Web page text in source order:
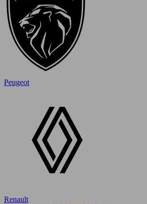
Peugeot
Renault